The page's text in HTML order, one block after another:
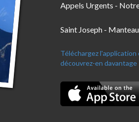
Appels Urgents -
Saint Joseph -
Téléchargez
découvrez-en davantage